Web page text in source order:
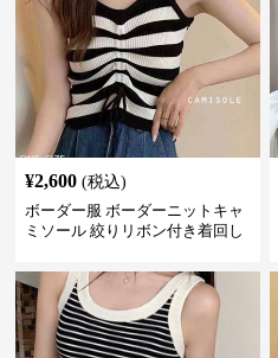
¥2,600 (税込)
ボーダー服 ボーダーニットキャ
ミソール 絞りリボン付き着回し